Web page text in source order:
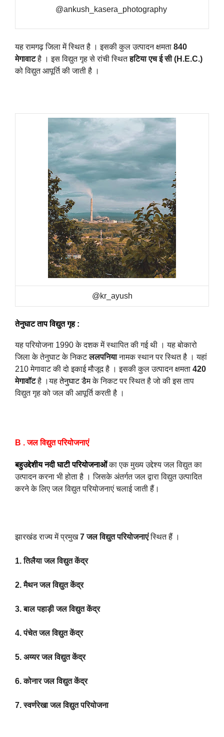
@ankush_kasera_photography
यह रामगढ़ जिला में स्थित है । इसकी कुल उत्पादन क्षमता 840
मेगावाटहै । इस विद्युत गृह से रांची स्थितहटिया एच ई सी (H.E.C.)
को विद्युत आपूर्ति की जाती है ।
@kr_ayush
तेनुघाट ताप विद्युत गृह:
यह परियोजना 1990 के दशक में स्थापित की गई थी । यह बोकारो
जिला के तेनुघाट के निकटललपनियानामक स्थान पर स्थित है ।यहां
210 मेगावाट की दो इकाई मौजूद है । इसकी कुल उत्पादन क्षमता 420
मेगावॉटहै ।यहतेनुघाट डैमके निकट पर स्थित है जो की इस ताप
विद्युत गृह को जल की आपूर्ति करती है ।
B . जल विद्युत परियोजनाएं
बहुउद्देशीय नदी घाटी परियोजनाओंका एक मुख्य उद्देश्य जल विद्युत का
उत्पादन करना भी होता है । जिसके अंतर्गत जल द्वारा विद्युत उत्पादित
करने के लिए जल विद्युत परियोजनाएं चलाई जाती हैं।
झारखंड राज्य में प्रमुख7 जल विद्युत परियोजनाएंस्थित हैं ।
1. तिलैया जल विद्युत केंद्र
2. मैथन जल विद्युत केंद्र
3. बाल पहाड़ी जल विद्युत केंद्र
4. पंचेत जल विद्युत केंद्र
5. अय्यर जल विद्युत केंद्र
6. कोनार जल विद्युत केंद्र
7. स्वर्णरेखा जल विद्युत परियोजना